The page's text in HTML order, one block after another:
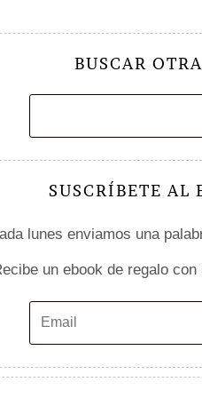
BUSCAR
SUSCRÍBETE AL
lunes enviamos una
un ebook de regalo